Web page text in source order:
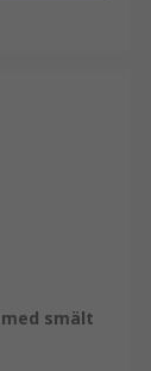
smält